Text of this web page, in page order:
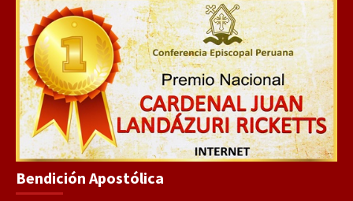
Bendición Apostólica